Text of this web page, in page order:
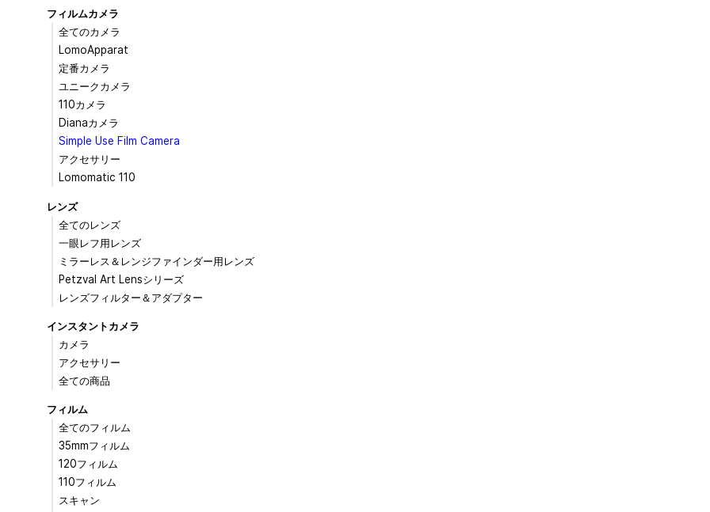
フィルムカメラ
全てのカメラ
LomoApparat
定番カメラ
ユニークカメラ
110カメラ
Dianaカメラ
Simple Use Film Camera
アクセサリー
Lomomatic 110
レンズ
全てのレンズ
一眼レフ用レンズ
ミラーレス＆レンジファインダー用レンズ
Petzval Art Lensシリーズ
レンズフィルター＆アダプター
インスタントカメラ
カメラ
アクセサリー
全ての商品
フィルム
全てのフィルム
35mmフィルム
120フィルム
110フィルム
スキャン